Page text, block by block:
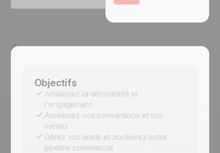
Objectifs
Améliorez la délivrabilité et
l'engagement
Améliorez vos conversions et vos
ventes
Gérez vos leads et accélérez votre
pipeline commercial